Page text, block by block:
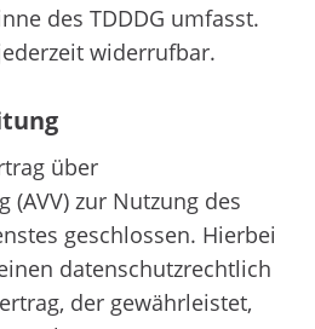
des TDDDG umfasst.
widerrufbar.
über
(AVV) zur Nutzung des
geschlossen. Hierbei
datenschutzrechtlich
der gewährleistet,